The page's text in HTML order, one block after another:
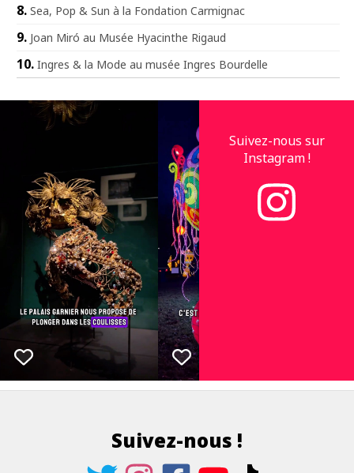
Sea, Pop & Sun à la Fondation Carmignac
Joan Miró au Musée Hyacinthe Rigaud
Ingres & la Mode au musée Ingres Bourdelle
Suivez-nous sur
Instagram !
Suivez-nous !